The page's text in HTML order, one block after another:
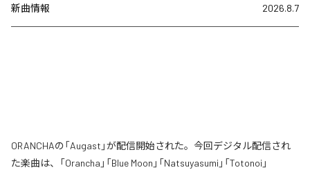
新曲情報 2026.8.7
ORANCHAの「Augast」が配信開始された。今回デジタル配信され
た楽曲は、「Orancha」「Blue Moon」「Natsuyasumi」「Totonoi」